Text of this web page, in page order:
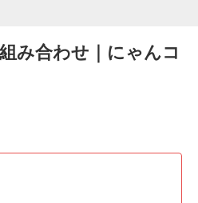
み合わせ｜にゃんコ